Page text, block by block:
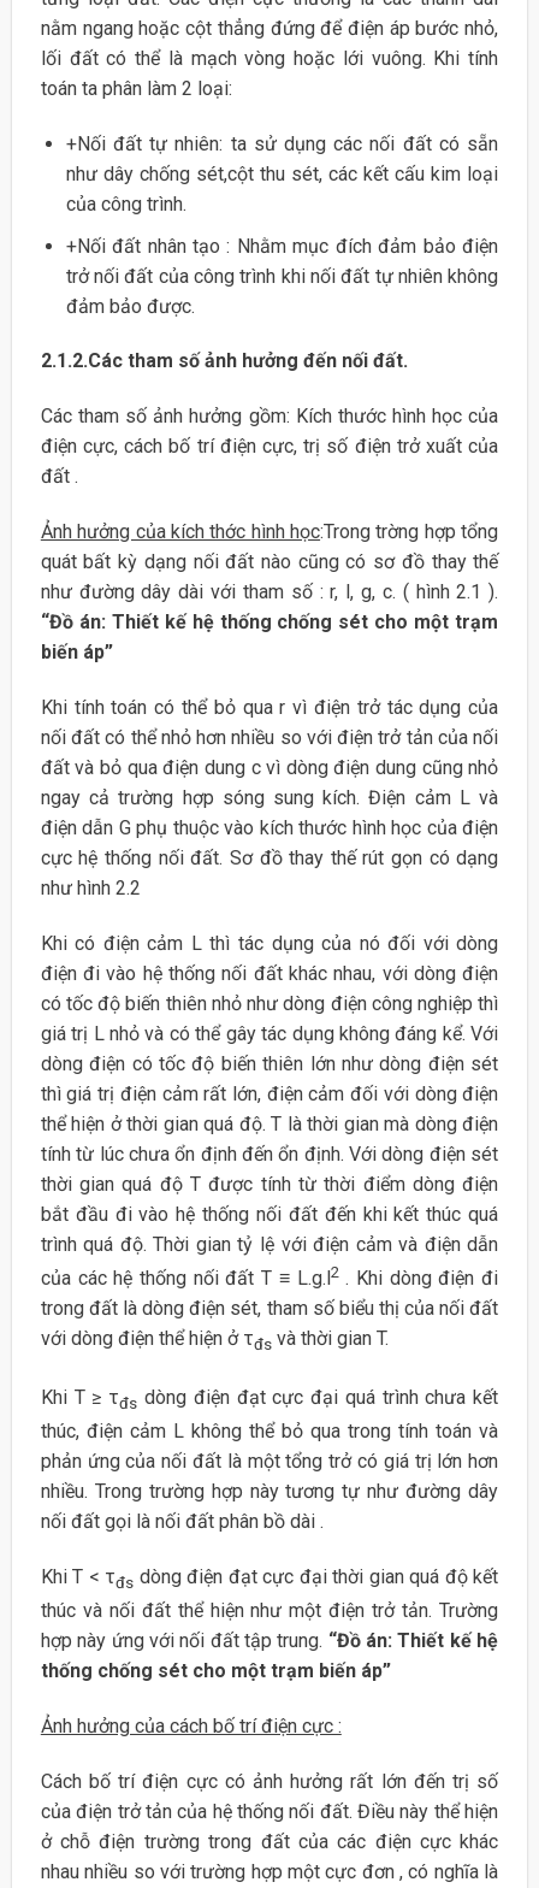
nằm ngang hoặc cột thẳng đứng để điện áp bước nhỏ,
lối đất có thể là mạch vòng hoặc lới vuông. Khi tính
toán ta phân làm 2 loại:
+Nối đất tự nhiên: ta sử dụng các nối đất có sẵn
như dây chống sét,cột thu sét, các kết cấu kim loại
của công trình.
+Nối đất nhân tạo : Nhằm mục đích đảm bảo điện
trở nối đất của công trình khi nối đất tự nhiên không
đảm bảo được.
2.1.2.Các tham số ảnh hưởng đến nối đất.
Các tham số ảnh hưởng gồm: Kích thước hình học của
điện cực, cách bố trí điện cực, trị số điện trở xuất của
đất .
Ảnh hưởng của kích thớc hình học:Trong trờng hợp tổng
quát bất kỳ dạng nối đất nào cũng có sơ đồ thay thế
như đường dây dài với tham số : r, l, g, c. ( hình 2.1 ).
“Đồ án: Thiết kế hệ thống chống sét cho một trạm
biến áp”
Khi tính toán có thể bỏ qua r vì điện trở tác dụng của
nối đất có thể nhỏ hơn nhiều so với điện trở tản của nối
đất và bỏ qua điện dung c vì dòng điện dung cũng nhỏ
ngay cả trường hợp sóng sung kích. Điện cảm L và
điện dẫn G phụ thuộc vào kích thước hình học của điện
cực hệ thống nối đất. Sơ đồ thay thế rút gọn có dạng
như hình 2.2
Khi có điện cảm L thì tác dụng của nó đối với dòng
điện đi vào hệ thống nối đất khác nhau, với dòng điện
có tốc độ biến thiên nhỏ như dòng điện công nghiệp thì
giá trị L nhỏ và có thể gây tác dụng không đáng kể. Với
dòng điện có tốc độ biến thiên lớn như dòng điện sét
thì giá trị điện cảm rất lớn, điện cảm đối với dòng điện
thể hiện ở thời gian quá độ. T là thời gian mà dòng điện
tính từ lúc chưa ổn định đến ổn định. Với dòng điện sét
thời gian quá độ T được tính từ thời điểm dòng điện
bắt đầu đi vào hệ thống nối đất đến khi kết thúc quá
trình quá độ. Thời gian tỷ lệ với điện cảm và điện dẫn
của các hệ thống nối đất T ≡ L.g.l2. Khi dòng điện đi
trong đất là dòng điện sét, tham số biểu thị của nối đất
với dòng điện thể hiện ở τđsvà thời gian T.
Khi T ≥ τđs dòng điện đạt cực đại quá trình chưa kết
thúc, điện cảm L không thể bỏ qua trong tính toán và
phản ứng của nối đất là một tổng trở có giá trị lớn hơn
nhiều. Trong trường hợp này tương tự như đường dây
nối đất gọi là nối đất phân bồ dài .
Khi T < τđs dòng điện đạt cực đại thời gian quá độ kết
thúc và nối đất thể hiện như một điện trở tản. Trường
hợp này ứng với nối đất tập trung. “Đồ án: Thiết kế hệ
thống chống sét cho một trạm biến áp”
Ảnh hưởng của cách bố trí điện cực :
Cách bố trí điện cực có ảnh hưởng rất lớn đến trị số
của điện trở tản của hệ thống nối đất. Điều này thể hiện
ở chỗ điện trường trong đất của các điện cực khác
nhau nhiều so với trường hợp một cực đơn , có nghĩa là